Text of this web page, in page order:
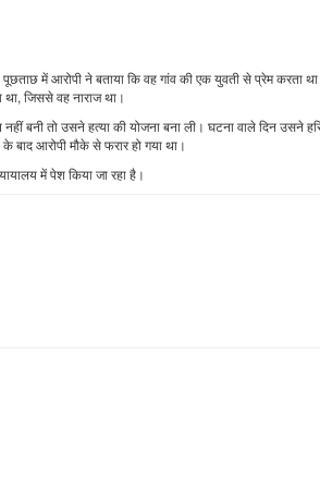
पूछताछ में आरोपी ने बताया कि वह गांव की एक युवती से प्रेम करता
जिससे वह नाराज था।
बनी तो उसने हत्या की योजना बना ली। घटना वाले दिन उसने
बाद आरोपी मौके से फरार हो गया था।
में पेश किया जा रहा है।